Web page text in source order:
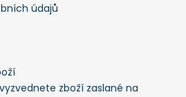
údajů
zboží zaslané na